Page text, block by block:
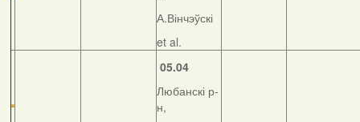
А.Вінчэўскі
et al.
05.04
Любанскі р-
н,